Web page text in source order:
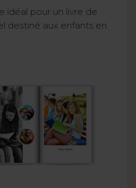
idéal pour un livre de
destiné aux enfants en